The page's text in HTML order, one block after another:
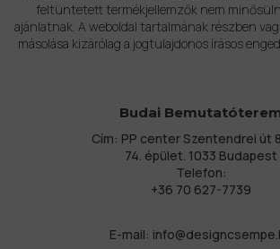
feltüntetett termékjellemzők nem
ajánlatnak. A weboldal tartalmának részben
másolása kizárólag a jogtulajdonos írásos
Budai
Cím: PP center Szentendrei út
74. épület. 1033 Budapest
Telefon:
+36 70 627-7739
E-mail: